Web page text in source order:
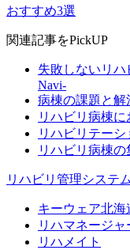
おすすめ3選
関連記事をPickUP
失敗しないリ
Navi-
病棟の課題と解
リハビリ病棟
リハビリテー
リハビリ病棟の
リハビリ管理システ
キーウェア北海
リハマネージャ
リハメイト